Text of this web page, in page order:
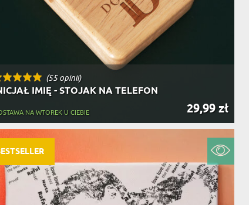
(55 opinii)
IMIĘ - STOJAK NA TELEFON
29,99 zł
NA WTOREK U CIEBIE